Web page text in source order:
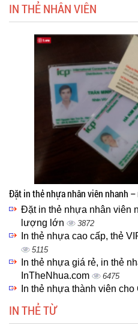
IN THẺ NHÂN VIÊN
Đặt in thẻ nhựa nhân viên nhanh
Đặt in thẻ nhựa nhân viên
lượng lớn
3872
In thẻ nhựa cao cấp, thẻ
5115
In thẻ nhựa giá rẻ, in thẻ
InTheNhua.com
6475
In thẻ nhựa thành viên
IN THẺ TỪ